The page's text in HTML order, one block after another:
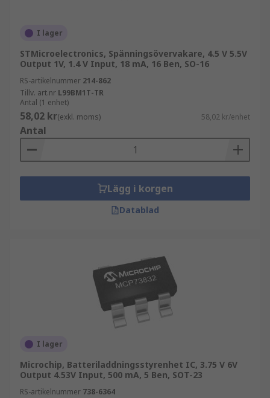
I lager
STMicroelectronics, Spänningsövervakare, 4.5 V 5.5V
Output 1V, 1.4 V Input, 18 mA, 16 Ben, SO-16
RS-artikelnummer 214-862
Tillv. art.nr L99BM1T-TR
Antal (1 enhet)
58,02 kr(exkl. moms) 58,02 kr/enhet
Antal
Lägg i korgen
Datablad
I lager
Microchip, Batteriladdningsstyrenhet IC, 3.75 V 6V
Output 4.53V Input, 500 mA, 5 Ben, SOT-23
RS-artikelnummer 738-6364